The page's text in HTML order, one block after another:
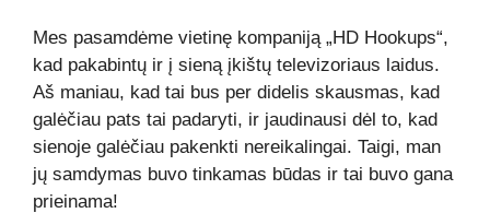
Mes pasamdėme vietinę kompaniją „HD Hookups“,
kad pakabintų ir į sieną įkištų televizoriaus laidus.
Aš maniau, kad tai bus per didelis skausmas, kad
galėčiau pats tai padaryti, ir jaudinausi dėl to, kad
sienoje galėčiau pakenkti nereikalingai. Taigi, man
jų samdymas buvo tinkamas būdas ir tai buvo gana
prieinama!